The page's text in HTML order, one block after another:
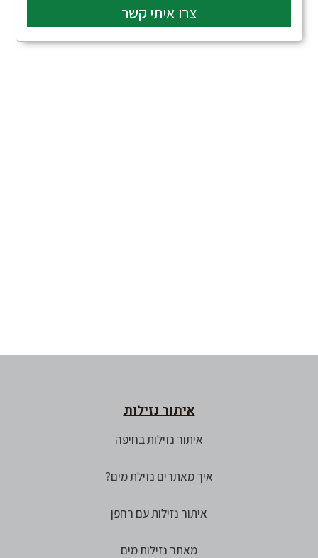
צרו איתי קשר
איתור נזילות
איתור נזילות בחיפה
איך מאתרים נזילת מים?
איתור נזילות עם רחפן
מאתר נזילות מים